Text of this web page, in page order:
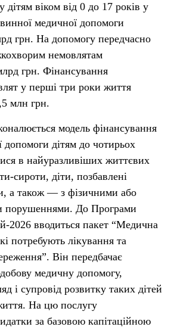
віком від 0 до 17 років у
медичної допомоги
грн. На допомогу передчасно
немовлятам
грн. Фінансування
у перші три роки життя
млн грн.
модель фінансування
допомоги дітям до чотирьох
в найуразливіших життєвих
сироти, діти, позбавлені
а також — з фізичними або
порушеннями. До Програми
2026 вводиться пакет “Медична
потребують лікування та
Він передбачає
медичну допомогу,
і супровід розвитку таких дітей
На цю послугу
за базовою капітаційною